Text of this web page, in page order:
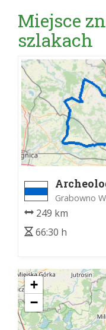
Miejsce
szlakach
Grabowno
249 km
66:30 h
+
−